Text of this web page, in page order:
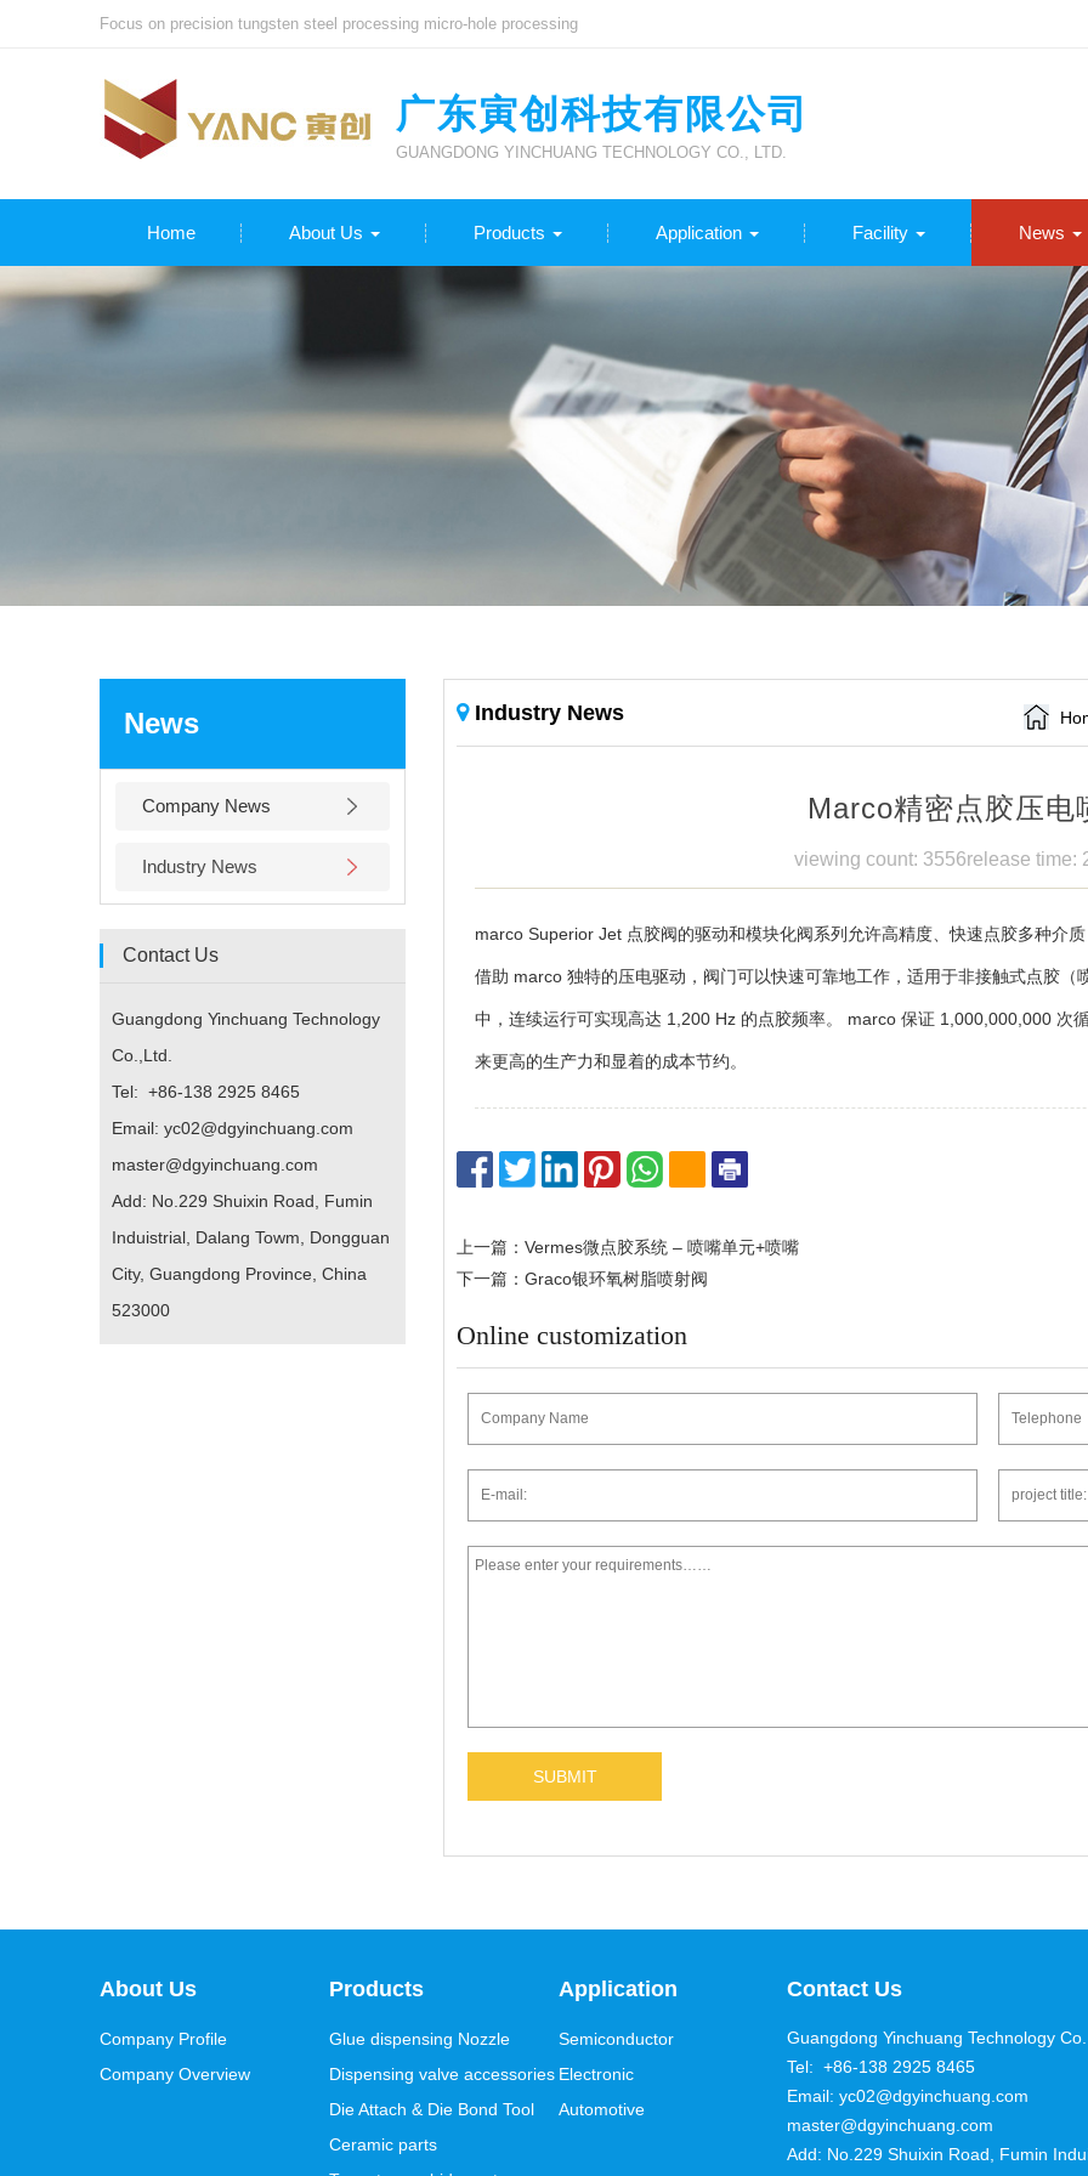
Focus on precision tungsten steel processing micro-hole processing
广东寅创科技有限公司
GUANGDONG YINCHUANG TECHNOLOGY CO., LTD.
Home About Us Products Application Facility News
News
Company News
Industry News
Contact Us
Guangdong Yinchuang Technology
Co.,Ltd.
Tel: +86-138 2925 8465
Email: yc02@dgyinchuang.com
master@dgyinchuang.com
Add: No.229 Shuixin Road, Fumin
Induistrial, Dalang Towm, Dongguan
City, Guangdong Province, China
523000
Industry News
Marco精密点胶压电
viewing count: 3556release time:
marco Superior Jet 点胶阀的驱动和模块化阀系列允许高精度、快速点胶多种介
借助 marco 独特的压电驱动，阀门可以快速可靠地工作，适用于非接触式点胶
中，连续运行可实现高达 1,200 Hz 的点胶频率。 marco 保证 1,000,000,000 次
来更高的生产力和显着的成本节约。
上一篇：Vermes微点胶系统 – 喷嘴单元+喷嘴
下一篇：Graco银环氧树脂喷射阀
Online customization
About Us
Company Profile
Company Overview
Products
Glue dispensing Nozzle
Dispensing valve accessories
Die Attach & Die Bond Tool
Ceramic parts
Application
Semiconductor
Electronic
Automotive
Contact Us
Guangdong Yinchuang Technology
Tel: +86-138 2925 8465
Email: yc02@dgyinchuang.com
master@dgyinchuang.com
Add: No.229 Shuixin Road, Fumin